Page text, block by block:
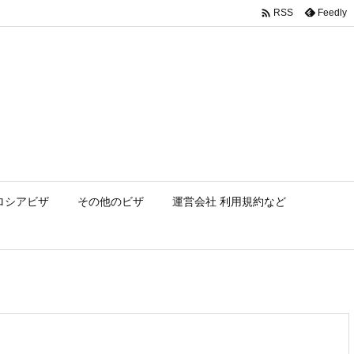
シアビザ その他のビザ 運営会社 利用規約など
 RSS Feedly